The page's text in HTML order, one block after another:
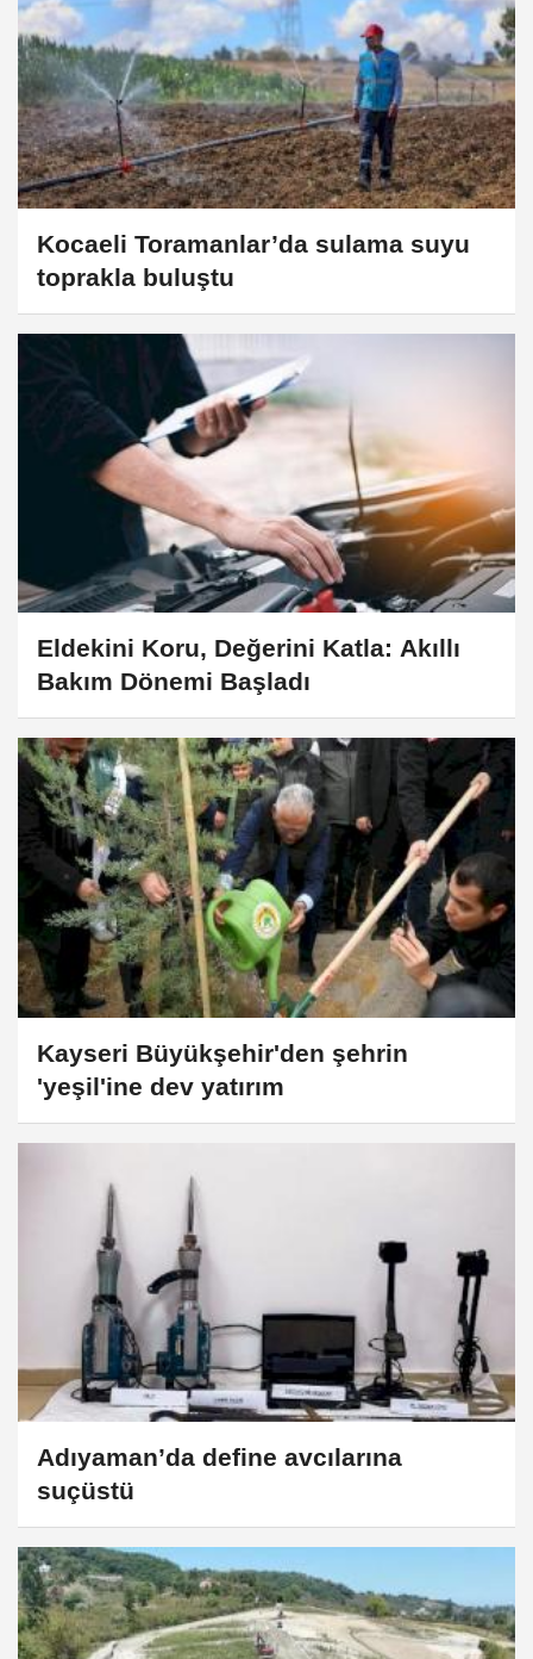
Kocaeli Toramanlar’da sulama suyu
toprakla buluştu
Eldekini Koru, Değerini Katla: Akıllı
Bakım Dönemi Başladı
Kayseri Büyükşehir'den şehrin
'yeşil'ine dev yatırım
Adıyaman’da define avcılarına
suçüstü